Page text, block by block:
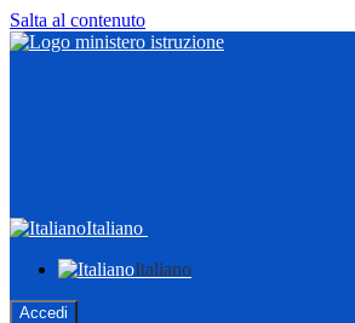
Salta al contenuto
Italiano
Italiano
Accedi